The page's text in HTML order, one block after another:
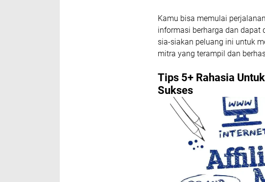
Kamu bisa memulai
informasi berharga dan dapat
sia-siakan peluang ini untuk
mitra yang terampil dan
Tips 5+ Rahasia
Sukses